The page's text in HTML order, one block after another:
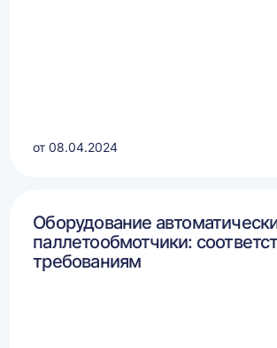
от 08.04.2024
Оборудование
паллетообмотчики:
требованиям